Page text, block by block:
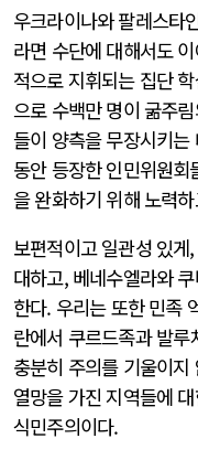
우크라이나와 팔레스타
라면 수단에 대해서도
적으로 지휘되는 집단
으로 수백만 명이 굶주
들이 양측을 무장시키
동안 등장한 인민위원
을 완화하기 위해 노력
보편적이고 일관성 있
대하고, 베네수엘라와
한다. 우리는 또한 민족
란에서 쿠르드족과 발
충분히 주의를 기울이
열망을 가진 지역들에
식민주의이다.